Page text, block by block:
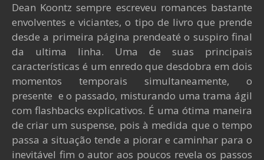
Dean Koontz sempre escreveu romances bastante
envolventes e viciantes, o tipo de livro que prende
desde a primeira página prendeaté o suspiro final
da ultima linha. Uma de suas principais
características é um enredo que desdobra em dois
momentos temporais simultaneamente, o
presente e o passado, misturando uma trama ágil
com flashbacks explicativos. É uma ótima maneira
de criar um suspense, pois à medida que o tempo
passa a situação tende a piorar e caminhar para o
inevitável fim o autor aos poucos revela os passos